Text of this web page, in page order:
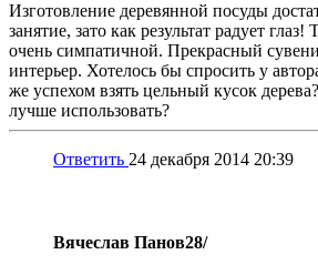
Изготовление деревянной посуды
занятие, зато как результат радует глаз!
очень симпатичной. Прекрасный
интерьер. Хотелось бы спросить у
же успехом взять цельный кусок
лучше использовать?
Ответить 24 декабря 2014 20:39
Вячеслав Панов28/